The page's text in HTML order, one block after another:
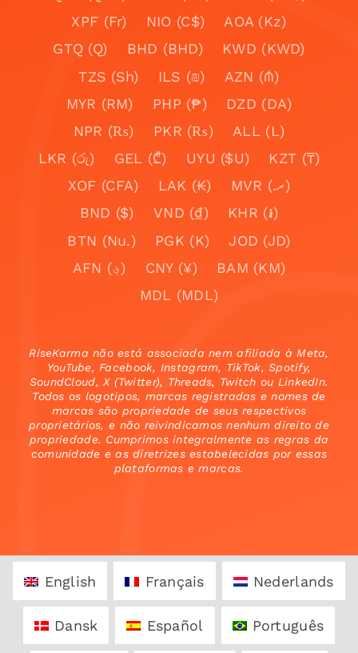
XPF (Fr)
NIO (C$)
AOA (Kz)
GTQ (Q)
BHD (BHD)
KWD (KWD)
TZS (Sh)
ILS (₪)
AZN (₼)
MYR (RM)
PHP (₱)
DZD (DA)
NPR (₨)
PKR (₨)
ALL (L)
LKR (රු)
GEL (₾) UYU ($U)
KZT (₸)
XOF (CFA)
LAK (₭)
MVR (.ރ)
BND ($)
VND (₫)
KHR (៛)
BTN (Nu.)
PGK (K)
JOD (JD)
AFN (؋)
CNY (¥)
BAM (KM)
MDL (MDL)
RiseKarma não está associada nem afiliada à Meta,
YouTube, Facebook, Instagram, TikTok, Spotify,
SoundCloud, X (Twitter), Threads, Twitch ou LinkedIn.
Todos os logotipos, marcas registradas e nomes de
marcas são propriedade de seus respectivos
proprietários, e não reivindicamos nenhum direito de
propriedade. Cumprimos integralmente as regras da
comunidade e as diretrizes estabelecidas por essas
plataformas e marcas.
English Français Nederlands
Dansk Español Português